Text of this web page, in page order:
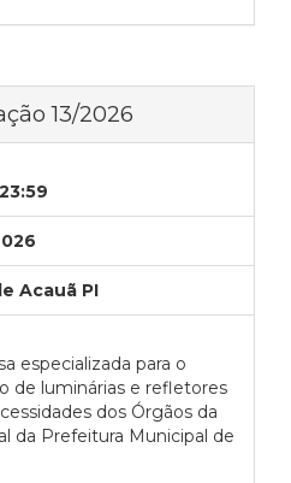
13/2026
Acauã PI
especializada para o
de luminárias e refletores
dos Órgãos da
da Prefeitura Municipal de